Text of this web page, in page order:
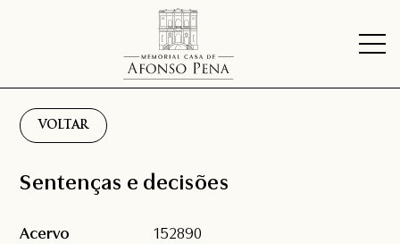
VOLTAR
Sentenças e decisões
Acervo 152890